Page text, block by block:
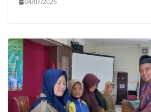
04/07/2025